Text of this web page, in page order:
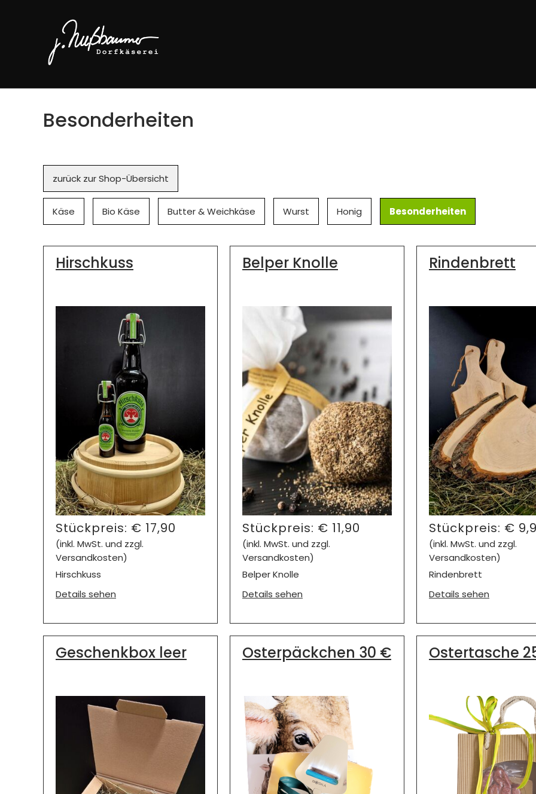
Besonderheiten
überspringen
zurück zur Shop-Übersicht
Käse Bio Käse Butter & Weichkäse Wurst Honig Besonderheiten
Hirschkuss
Stückpreis: € 17,90
(inkl. MwSt. und zzgl.
Versandkosten)
Hirschkuss
Details sehen
Belper Knolle
Stückpreis: € 11,90
(inkl. MwSt. und zzgl.
Versandkosten)
Belper Knolle
Details sehen
Rindenbrett
Stückpreis: €
(inkl. MwSt. und zzgl.
Versandkosten)
Rindenbrett
Details sehen
Geschenkbox leer Osterpäckchen 30 € Ostertasche